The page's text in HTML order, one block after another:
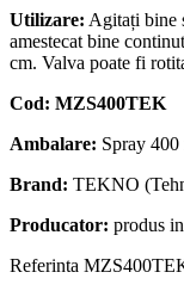
Utilizare: Agitați bine
amestecat bine
cm. Valva poate fi
Cod: MZS400TEK
Ambalare: Spray
Brand: TEKNO
Producator: produs
Referinta